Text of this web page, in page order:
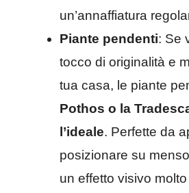
un’annaffiatura
Piante pendenti: Se
tocco di originalità e
tua casa, le piante
Pothos o la
l’ideale. Perfette da
posizionare su
un effetto visivo